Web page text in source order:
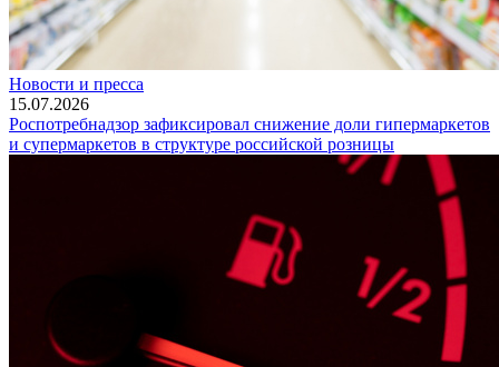
Новости и пресса
15.07.2026
Роспотребнадзор зафиксировал снижение доли гипермаркетов
и супермаркетов в структуре российской розницы